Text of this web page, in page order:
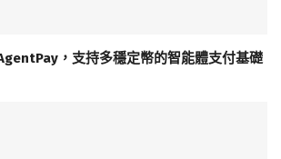
，支持多穩定幣的智能體支付基礎